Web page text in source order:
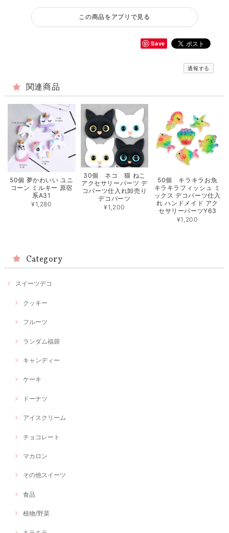
この商品をアプリで見る
Save
通報する
関連商品
50個 夢かわいい ユニ
コーン ミルキー 原宿
系A31
¥1,280
30個 ネコ 猫 ねこ
アクセサリーパーツ デ
コパーツ仕入れ卸売り
デコパーツ
¥1,200
50個 キラキラお魚
キラキラフィッシュ ミ
ックス デコパーツ仕入
れ ハンドメイド アク
セサリーパーツY63
¥1,200
Category
スイーツデコ
クッキー
フルーツ
ランダム福袋
キャンディー
ケーキ
ドーナツ
アイスクリーム
チョコレート
マカロン
その他スイーツ
食品
植物/野菜